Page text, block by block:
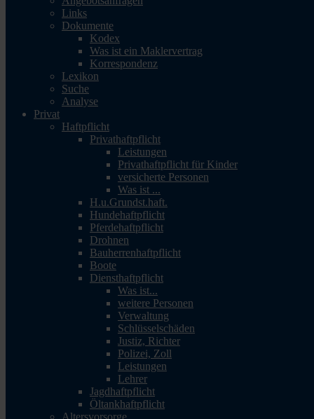
Links
Dokumente
Kodex
Was ist ein Maklervertrag
Korrespondenz
Lexikon
Suche
Analyse
Privat
Haftpflicht
Privathaftpflicht
Leistungen
Privathaftpflicht für Kinder
versicherte Personen
Was ist ...
H.u.Grundst.haft.
Hundehaftpflicht
Pferdehaftpflicht
Drohnen
Bauherrenhaftpflicht
Boote
Diensthaftpflicht
Was ist...
weitere Personen
Verwaltung
Schlüsselschäden
Justiz, Richter
Polizei, Zoll
Leistungen
Lehrer
Jagdhaftpflicht
Öltankhaftpflicht